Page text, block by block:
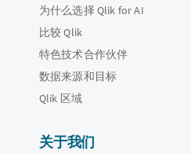
为什么选择 Qlik for AI
比较 Qlik
特色技术合作伙伴
数据来源和目标
Qlik 区域
关于我们